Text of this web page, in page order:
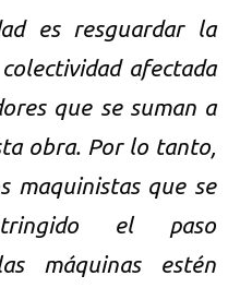
es resguardar la
afectada
que se suman a
obra. Por lo tanto,
maquinistas que se
el paso
máquinas estén